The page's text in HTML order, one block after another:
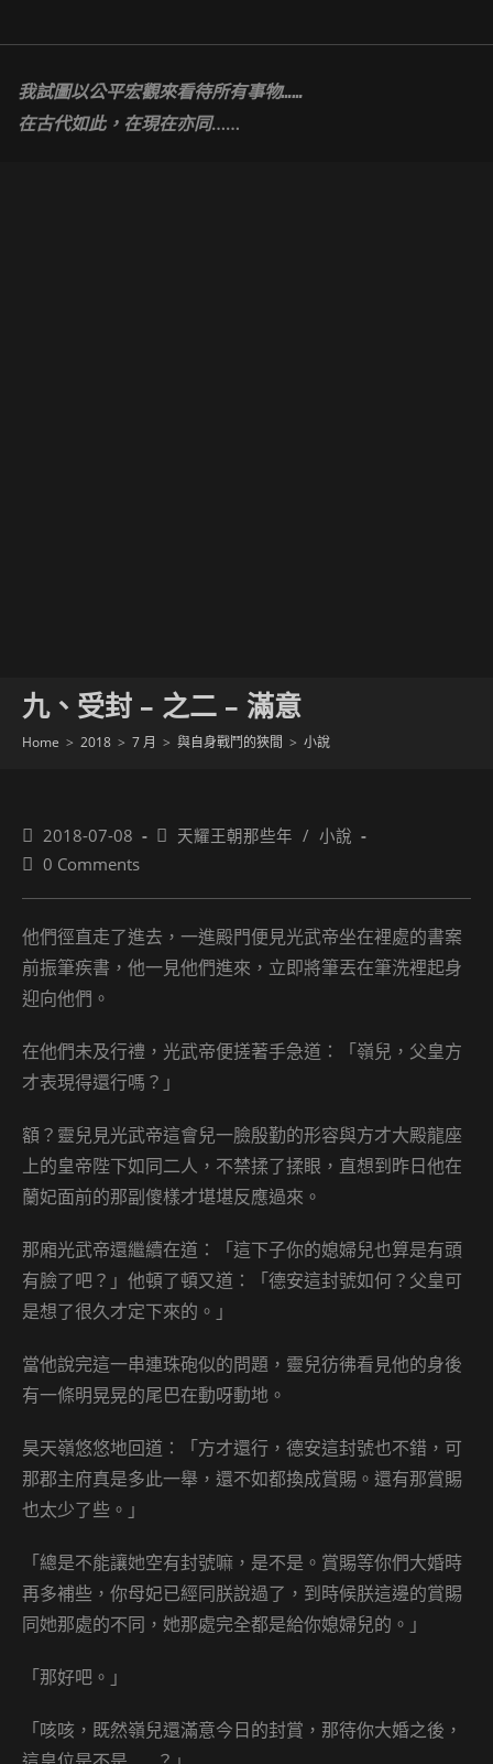
to
我試圖以公平宏觀來看待所有事物……
在古代如此，在現在亦同……
九、受封 – 之二 – 滿意
Home > 2018 > 7 月 > 與自身戰鬥的狹間 > 小說
Post
published:
2018-07-08
Post天耀王朝那些年 / 小說
Post0 Comments
他們徑直走了進去，一進殿門便見光武帝坐在裡處的書案
前振筆疾書，他一見他們進來，立即將筆丟在筆洗裡起身
迎向他們。
在他們未及行禮，光武帝便搓著手急道：「嶺兒，父皇方
才表現得還行嗎？」
額？靈兒見光武帝這會兒一臉殷勤的形容與方才大殿龍座
上的皇帝陛下如同二人，不禁揉了揉眼，直想到昨日他在
蘭妃面前的那副傻樣才堪堪反應過來。
那廂光武帝還繼續在道：「這下子你的媳婦兒也算是有頭
有臉了吧？」他頓了頓又道：「德安這封號如何？父皇可
是想了很久才定下來的。」
當他說完這一串連珠砲似的問題，靈兒彷彿看見他的身後
有一條明晃晃的尾巴在動呀動地。
昊天嶺悠悠地回道：「方才還行，德安這封號也不錯，可
那郡主府真是多此一舉，還不如都換成賞賜。還有那賞賜
也太少了些。」
「總是不能讓她空有封號嘛，是不是。賞賜等你們大婚時
再多補些，你母妃已經同朕說過了，到時候朕這邊的賞賜
同她那處的不同，她那處完全都是給你媳婦兒的。」
「那好吧。」
「咳咳，既然嶺兒還滿意今日的封賞，那待你大婚之後，